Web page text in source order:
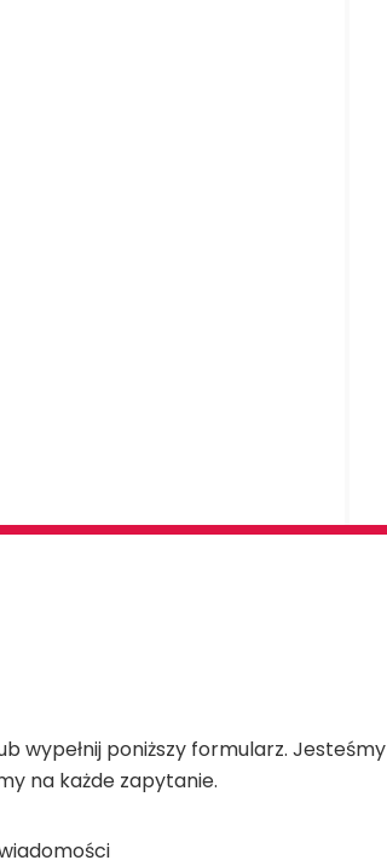
wypełnij poniższy formularz. Jesteśmy
na każde zapytanie.